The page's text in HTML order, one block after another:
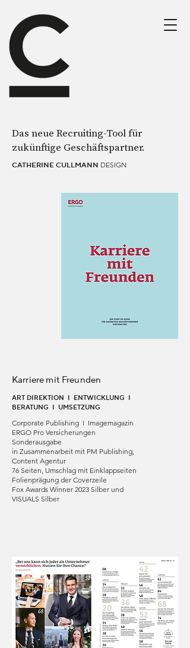
Das neue Recruiting-Tool für
zukünftige Geschäftspartner.
CATHERINE CULLMANN DESIGN
Karriere mit Freunden
ART DIREKTION I ENTWICKLUNG I
BERATUNG I UMSETZUNG
Corporate Publishing I Imagemagazin
ERGO Pro Versicherungen
Sonderausgabe
in Zusammenarbeit mit PM Publishing,
Content Agentur
76 Seiten, Umschlag mit Einklappseiten
Folienprägung der Coverzeile
Fox Awards Winner 2023 Silber und
VISUALS Silber